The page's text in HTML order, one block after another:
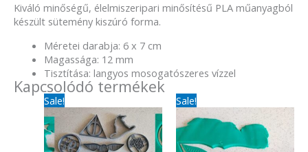
Kiváló minőségű, élelmiszeripari minősítésű PLA műanyagból
készült sütemény kiszúró forma.
Méretei darabja: 6 x 7 cm
Magassága: 12 mm
Tisztítása: langyos mosogatószeres vízzel
Kapcsolódó termékek
Sale!
price
was:
6
350Ft.
price
is:
4
500Ft.
Sale!
price
was:
290Ft.
price
is:
990Ft.